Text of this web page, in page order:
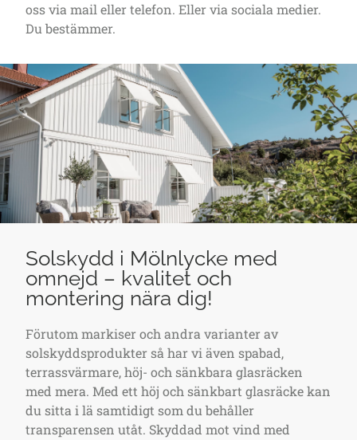
oss via mail eller telefon. Eller via sociala medier.
Du bestämmer.
Solskydd i Mölnlycke med
omnejd – kvalitet och
montering nära dig!
Förutom markiser och andra varianter av
solskyddsprodukter så har vi även spabad,
terrassvärmare, höj- och sänkbara glasräcken
med mera. Med ett höj och sänkbart glasräcke kan
du sitta i lä samtidigt som du behåller
transparensen utåt. Skyddad mot vind med